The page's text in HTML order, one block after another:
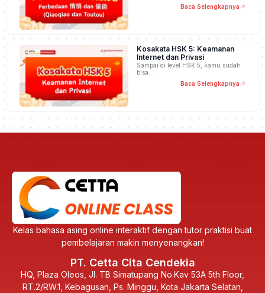
Baca Selengkapnya
Kosakata HSK 5: Keamanan
Internet dan Privasi
Sampai di level HSK 5, kamu sudah
bisa…
Baca Selengkapnya
Kelas bahasa asing online interaktif dengan tutor praktisi buat
pembelajaran makin menyenangkan!
PT. Cetta Cita Cendekia
HQ, Plaza Oleos, Jl. TB Simatupang No.Kav 53A 5th Floor,
RT.2/RW.1, Kebagusan, Ps. Minggu, Kota Jakarta Selatan,